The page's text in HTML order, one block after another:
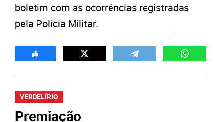
boletim com as ocorrências registradas
pela Polícia Militar.
VERDELÍRIO
Premiação